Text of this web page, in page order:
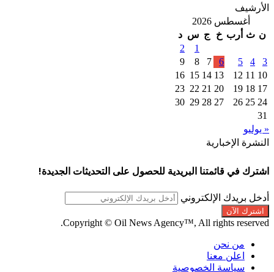
الأرشيف
أغسطس 2026
ن ث أرب خ ج س د
1
2
3
4
5
6
7
8
9
10
11
12
13
14
15
16
17
18
19
20
21
22
23
24
25
26
27
28
29
30
31
« يوليو
النشرة الإخبارية
اشترك في قائمتنا البريدية للحصول على التحديثات الجديدة!
أدخل بريدك الإلكتروني
Copyright © Oil News Agency™, All rights reserved.
من نحن
اعلن معنا
سياسة الخصوصية